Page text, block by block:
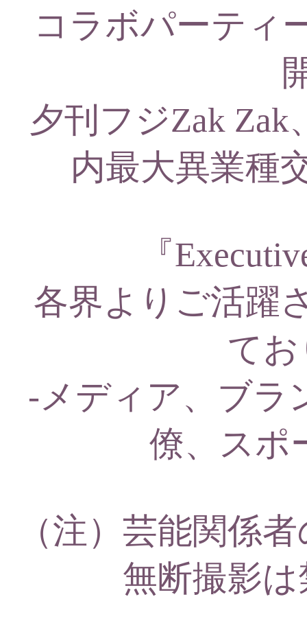
コラボパーティ
夕刊フジZak Zak
内最大異業種
『
各界よりご活躍
て
-メディア、ブラ
僚、スポ
（注）芸能関係
無断撮影